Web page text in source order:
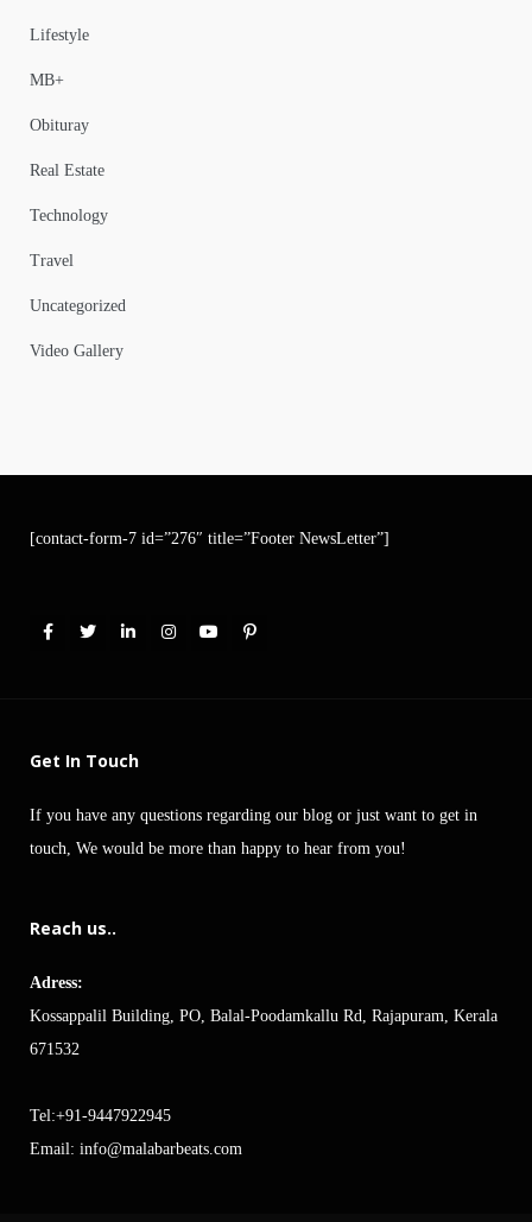
Lifestyle
MB+
Obituray
Real Estate
Technology
Travel
Uncategorized
Video Gallery
[contact-form-7 id=”276″ title=”Footer NewsLetter”]
Get In Touch
If you have any questions regarding our blog or just want to get in
touch, We would be more than happy to hear from you!
Reach us..
Adress:
Kossappalil Building, PO, Balal-Poodamkallu Rd, Rajapuram, Kerala
671532
Tel:+91-9447922945
Email: info@malabarbeats.com